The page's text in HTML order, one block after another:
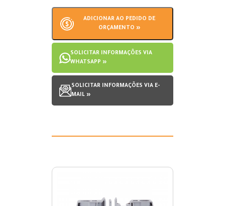
ADICIONAR AO PEDIDO DE
ORÇAMENTO »
SOLICITAR INFORMAÇÕES VIA
WHATSAPP »
SOLICITAR INFORMAÇÕES VIA E-
MAIL »